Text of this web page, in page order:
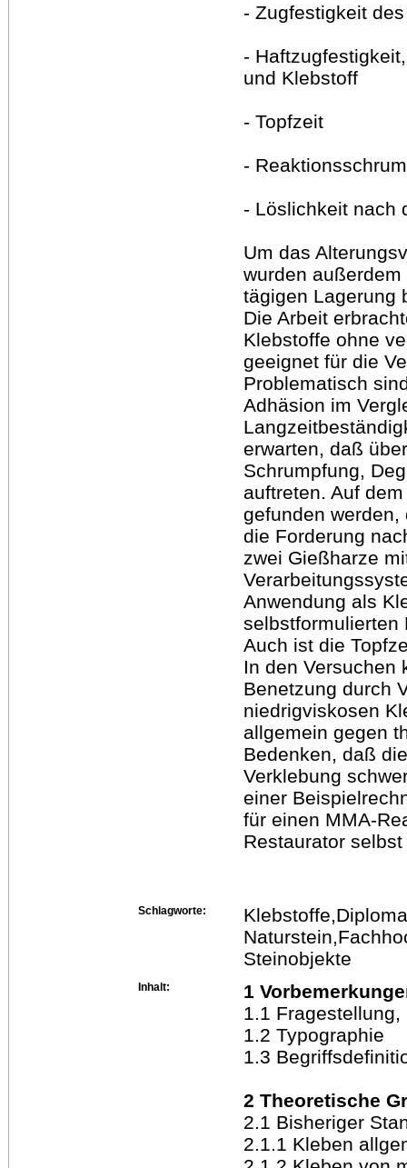
- Zugfestigkeit
-
und Klebstoff
- Topfzeit
-
- Löslichkeit nach
Um das
wurden
tägigen Lagerung
Die Arbeit
Klebstoffe ohne
geeignet für die
Problematisch
Adhäsion im
erwarten, daß
Schrumpfung,
auftreten. Auf
gefunden
die Forderung
zwei Gießharze
Anwendung als
selbstformulierten
Auch ist die
In den Versuchen
Benetzung durch
niedrigviskosen
allgemein gegen
Bedenken, daß
Verklebung
einer
für einen MMA-
Restaurator
Schlagworte:
Steinobjekte
Inhalt:
1
1.1
1.2 Typographie
1.3
2 Theoretische
2.1 Bisheriger
2.1.1 Kleben